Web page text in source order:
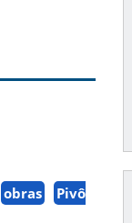
obras
Pivô